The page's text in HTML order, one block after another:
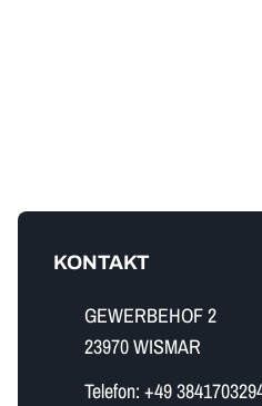
KONTAKT
GEWERBEHOF 2
23970 WISMAR
Telefon: +49